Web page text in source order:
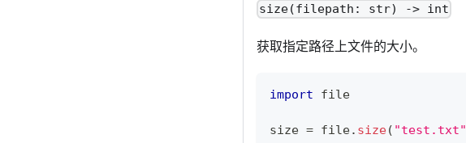
size(filepath: str) -> int
获取指定路径上文件的大小。
import file
size = file. size( "test.txt"